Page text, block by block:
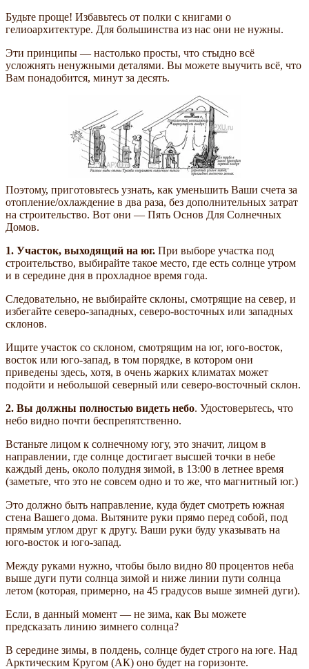
Будьте проще! Избавьтесь от полки с книгами о
гелиоархитектуре. Для большинства из нас они не нужны.
Эти принципы — настолько просты, что стыдно всё
усложнять ненужными деталями. Вы можете выучить всё, что
Вам понадобится, минут за десять.
Поэтому, приготовьтесь узнать, как уменьшить Ваши счета за
отопление/охлаждение в два раза, без дополнительных затрат
на строительство. Вот они — Пять Основ Для Солнечных
Домов.
1. Участок, выходящий на юг. При выборе участка под
строительство, выбирайте такое место, где есть солнце утром
и в середине дня в прохладное время года.
Следовательно, не выбирайте склоны, смотрящие на север, и
избегайте северо-западных, северо-восточных или западных
склонов.
Ищите участок со склоном, смотрящим на юг, юго-восток,
восток или юго-запад, в том порядке, в котором они
приведены здесь, хотя, в очень жарких климатах может
подойти и небольшой северный или северо-восточный склон.
2. Вы должны полностью видеть небо. Удостоверьтесь, что
небо видно почти беспрепятственно.
Встаньте лицом к солнечному югу, это значит, лицом в
направлении, где солнце достигает высшей точки в небе
каждый день, около полудня зимой, в 13:00 в летнее время
(заметьте, что это не совсем одно и то же, что магнитный юг.)
Это должно быть направление, куда будет смотреть южная
стена Вашего дома. Вытяните руки прямо перед собой, под
прямым углом друг к другу. Ваши руки буду указывать на
юго-восток и юго-запад.
Между руками нужно, чтобы было видно 80 процентов неба
выше дуги пути солнца зимой и ниже линии пути солнца
летом (которая, примерно, на 45 градусов выше зимней дуги).
Если, в данный момент — не зима, как Вы можете
предсказать линию зимнего солнца?
В середине зимы, в полдень, солнце будет строго на юге. Над
Арктическим Кругом (АК) оно будет на горизонте.